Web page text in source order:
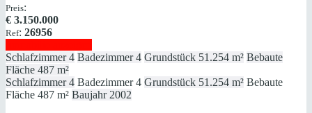
Preis:
€ 3.150.000
Ref: 26956
Schlafzimmer 4 Badezimmer 4 Grundstück 51.254 m² Bebaute
Fläche 487 m²
Schlafzimmer 4 Badezimmer 4 Grundstück 51.254 m² Bebaute
Fläche 487 m² Baujahr 2002